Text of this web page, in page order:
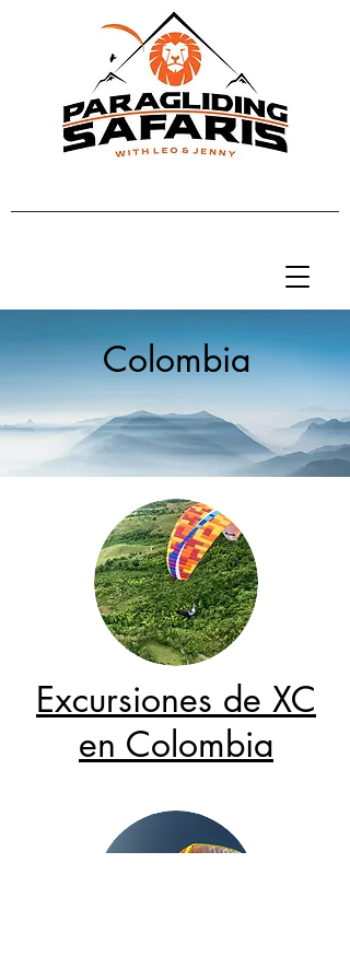
Colombia
Excursiones de XC
en Colombia